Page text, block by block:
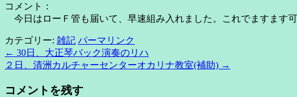
コメント：
今日はローＦ管も届いて、早速組み入れました。これでますます
カテゴリー: 雑記 パーマリンク
← 30日、大正琴バック演奏のリハ
２日、清洲カルチャーセンターオカリナ教室(補助) →
コメントを残す